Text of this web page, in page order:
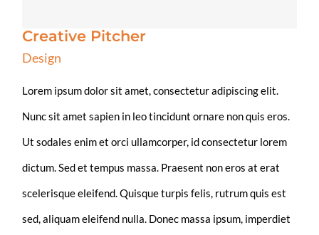
Creative Pitcher
Design
Lorem ipsum dolor sit amet, consectetur adipiscing elit.
Nunc sit amet sapien in leo tincidunt ornare non quis eros.
Ut sodales enim et orci ullamcorper, id consectetur lorem
dictum. Sed et tempus massa. Praesent non eros at erat
scelerisque eleifend. Quisque turpis felis, rutrum quis est
sed, aliquam eleifend nulla. Donec massa ipsum, imperdiet